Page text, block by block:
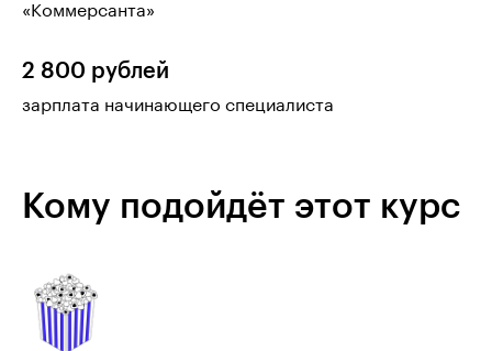
«Коммерсанта»
2 800 рублей
зарплата начинающего специалиста
Кому подойдёт этот курс